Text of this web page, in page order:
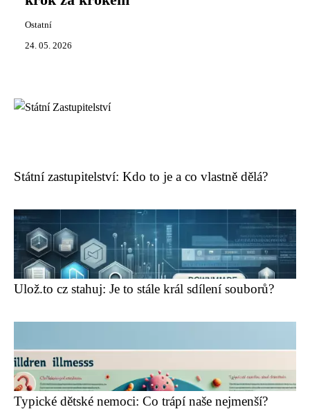
Ostatní
24. 05. 2026
Státní zastupitelství: Kdo to je a co vlastně dělá?
Ulož.to cz stahuj: Je to stále král sdílení souborů?
Typické dětské nemoci: Co trápí naše nejmenší?